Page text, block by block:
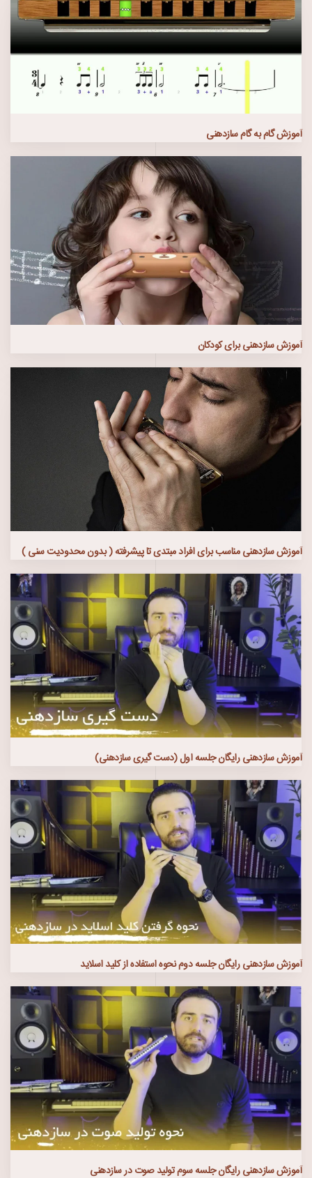
آموزش گام به گام سازدهنی
آموزش سازدهنی برای کودکان
آموزش سازدهنی مناسب برای افراد مبتدی تا پیشرفته ( بدون محدودیت سنی )
آموزش سازدهنی رایگان جلسه اول (دست گیری سازدهنی)
آموزش سازدهنی رایگان جلسه دوم نحوه استفاده از کلید اسلاید
آموزش سازدهنی رایگان جلسه سوم تولید صوت در سازدهنی